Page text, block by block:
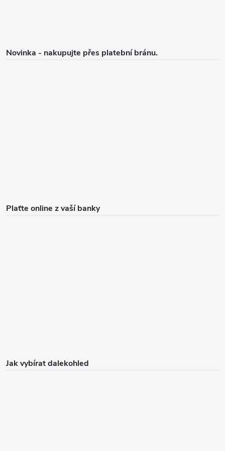
Novinka - nakupujte přes platební bránu.
Plaťte online z vaší banky
Jak vybírat dalekohled